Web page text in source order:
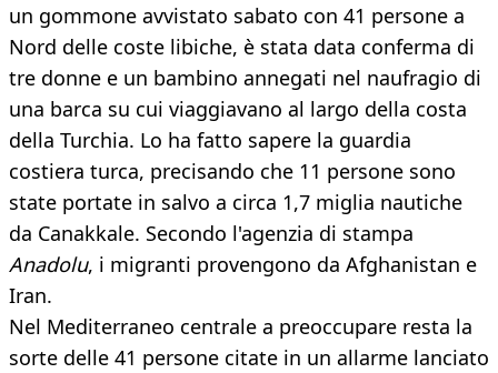
un gommone avvistato sabato con 41 persone a
Nord delle coste libiche, è stata data conferma di
tre donne e un bambino annegati nel naufragio di
una barca su cui viaggiavano al largo della costa
della Turchia. Lo ha fatto sapere la guardia
costiera turca, precisando che 11 persone sono
state portate in salvo a circa 1,7 miglia nautiche
da Canakkale. Secondo l'agenzia di stampa
Anadolu, i migranti provengono da Afghanistan e
Iran.
Nel Mediterraneo centrale a preoccupare resta la
sorte delle 41 persone citate in un allarme lanciato